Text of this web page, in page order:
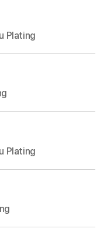
Plating
Plating